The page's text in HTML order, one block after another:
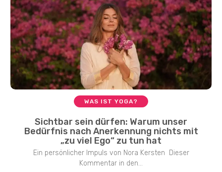
WAS IST YOGA?
Sichtbar sein dürfen: Warum unser
Bedürfnis nach Anerkennung nichts mit
„zu viel Ego“ zu tun hat
Ein persönlicher Impuls von Nora Kersten Dieser
Kommentar in den...